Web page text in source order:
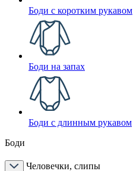
Боди с коротким рукавом
Боди на запах
Боди с длинным рукавом
Боди
Человечки, слипы